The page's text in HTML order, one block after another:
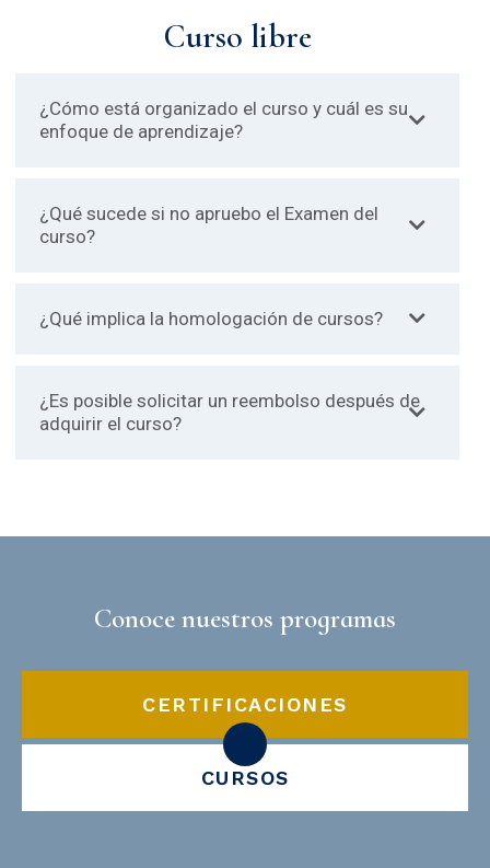
Curso libre
¿Cómo está organizado el curso y cuál es su
enfoque de aprendizaje?
¿Qué sucede si no apruebo el Examen del
curso?
¿Qué implica la homologación de cursos?
¿Es posible solicitar un reembolso después de
adquirir el curso?
Conoce nuestros programas
CERTIFICACIONES
CURSOS